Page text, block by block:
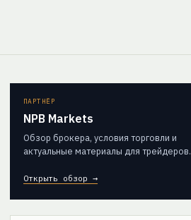
ПАРТНЁР
NPB Markets
Обзор брокера, условия торговли и
актуальные материалы для трейдеров.
Открыть обзор →